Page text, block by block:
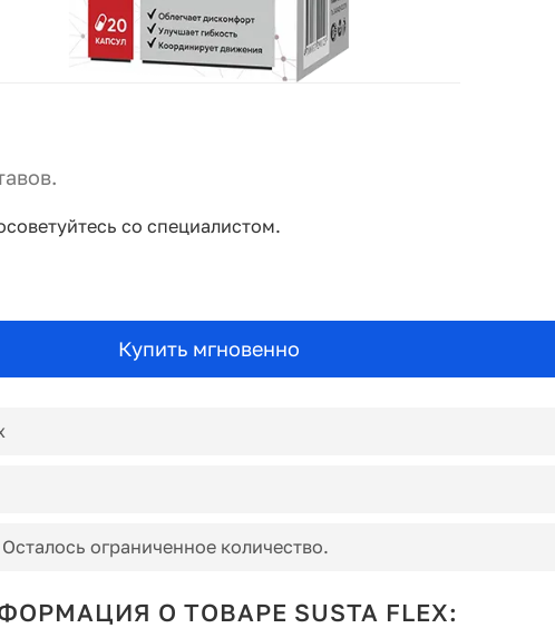
со специалистом.
Купить мгновенно
ограниченное количество.
О ТОВАРЕ SUSTA FLEX: